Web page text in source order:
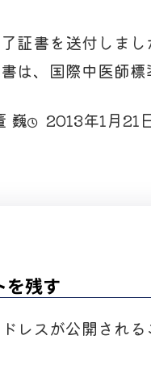
証書を送付しま
は、国際中医師標
巍 2013年1月21
を残す
レスが公開される